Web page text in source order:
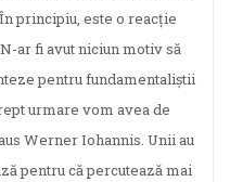
principiu, este o reacție
ar fi avut niciun motiv să
pentru fundamentaliștii
urmare vom avea de
Werner Iohannis. Unii au
pentru că percutează mai